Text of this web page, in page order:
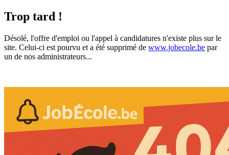
Trop tard !
Désolé, l'offre d'emploi ou l'appel à candidatures n'existe plus sur le
site. Celui-ci est pourvu et a été supprimé de www.jobecole.be par
un de nos administrateurs...